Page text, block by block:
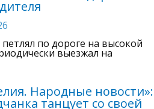
по дороге на высокой
выезжал на
Народные новости»:
танцует со своей